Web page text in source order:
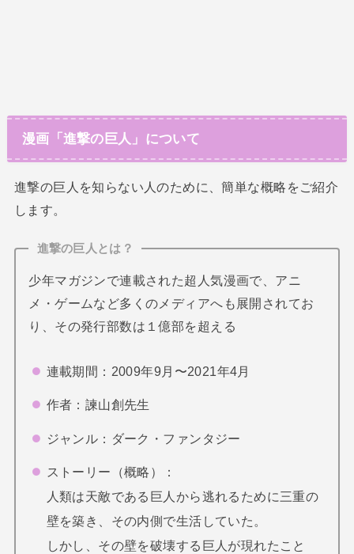
漫画「進撃の巨人」について
進撃の巨人を知らない人のために、簡単な概略をご紹介
します。
進撃の巨人とは？
少年マガジンで連載された超人気漫画で、アニ
メ・ゲームなど多くのメディアへも展開されてお
り、その発行部数は１億部を超える
連載期間：2009年9月〜2021年4月
作者：諫山創先生
ジャンル：ダーク・ファンタジー
ストーリー（概略）：
人類は天敵である巨人から逃れるために三重の
壁を築き、その内側で生活していた。
しかし、その壁を破壊する巨人が現れたこと